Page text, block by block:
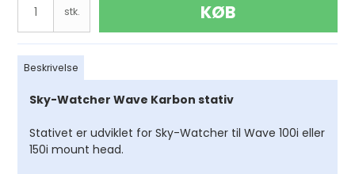
stk. KØB
Beskrivelse
Sky-Watcher Wave Karbon stativ
Stativet er udviklet for Sky-Watcher til Wave 100i eller
150i mount head.